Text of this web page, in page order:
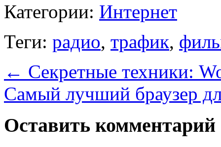
Категории: Интернет
Теги: радио, трафик,
← Секретные техники:
Самый лучший
Оставить комментарий